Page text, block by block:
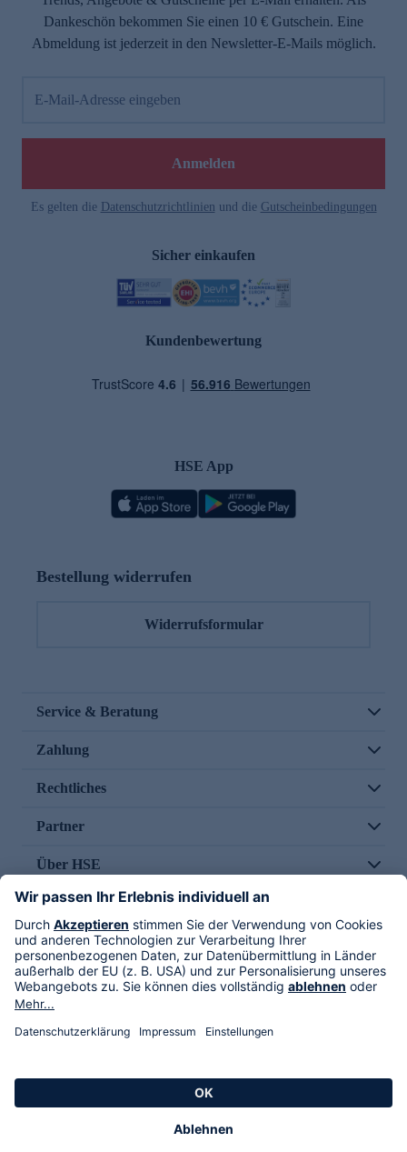
Dankeschön bekommen Sie einen 10 € Gutschein. Eine
Abmeldung ist jederzeit in den Newsletter-E-Mails möglich.
E-Mail-Adresse eingeben
Anmelden
Es gelten die Datenschutzrichtlinien und die Gutscheinbedingungen
Sicher einkaufen
Kundenbewertung
HSE App
Bestellung widerrufen
Widerrufsformular
Service & Beratung
Zahlung
Rechtliches
Partner
Über HSE
Im TV
HSE International